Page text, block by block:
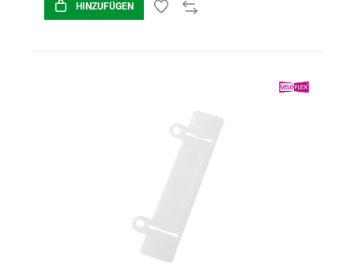
HINZUFÜGEN